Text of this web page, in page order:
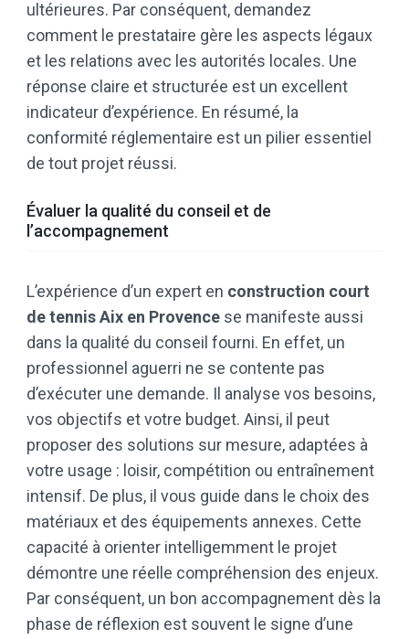
ultérieures. Par conséquent, demandez
comment le prestataire gère les aspects légaux
et les relations avec les autorités locales. Une
réponse claire et structurée est un excellent
indicateur d’expérience. En résumé, la
conformité réglementaire est un pilier essentiel
de tout projet réussi.
Évaluer la qualité du conseil et de
l’accompagnement
L’expérience d’un expert en construction court
de tennis Aix en Provence se manifeste aussi
dans la qualité du conseil fourni. En effet, un
professionnel aguerri ne se contente pas
d’exécuter une demande. Il analyse vos besoins,
vos objectifs et votre budget. Ainsi, il peut
proposer des solutions sur mesure, adaptées à
votre usage : loisir, compétition ou entraînement
intensif. De plus, il vous guide dans le choix des
matériaux et des équipements annexes. Cette
capacité à orienter intelligemment le projet
démontre une réelle compréhension des enjeux.
Par conséquent, un bon accompagnement dès la
phase de réflexion est souvent le signe d’une